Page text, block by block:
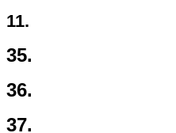
11.
35.
36.
37.